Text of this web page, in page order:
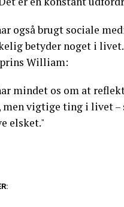
også brugt sociale
betyder noget i
William:
mindet os om at
men vigtige ting i livet
elsket."